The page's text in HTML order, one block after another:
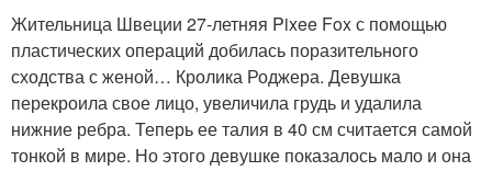
Жительница Швеции 27-летняя Pixee Fox с помощью
пластических операций добилась поразительного
сходства с женой… Кролика Роджера. Девушка
перекроила свое лицо, увеличила грудь и удалила
нижние ребра. Теперь ее талия в 40 см считается самой
тонкой в мире. Но этого девушке показалось мало и она